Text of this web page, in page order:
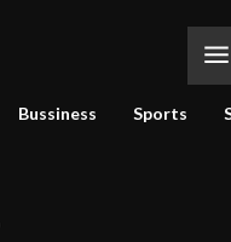
Bussiness Sports